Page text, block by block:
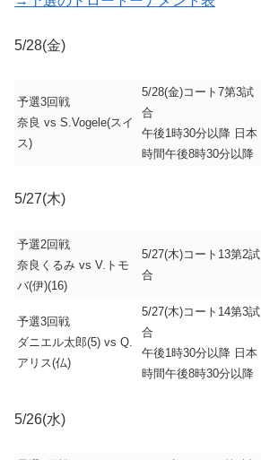
5/28(金)
予選3回戦
奈良 vs S.Vogele(スイ
ス)
5/28(金)コート7第3試
合
午後1時30分以降 日本
時間午後8時30分以降
5/27(木)
予選2回戦
奈良くるみ vs V.トモ
バ(伊)(16)
5/27(木)コート13第2試
合
予選3回戦
ダニエル太郎(5) vs Q.
アリス(仏)
5/27(木)コート14第3試
合
午後1時30分以降 日本
時間午後8時30分以降
5/26(水)